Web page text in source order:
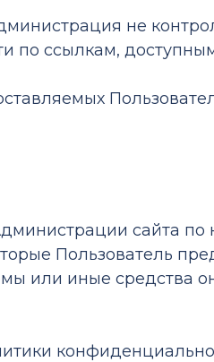
не
по ссылкам,
сайта
Пользователь
или иные средства